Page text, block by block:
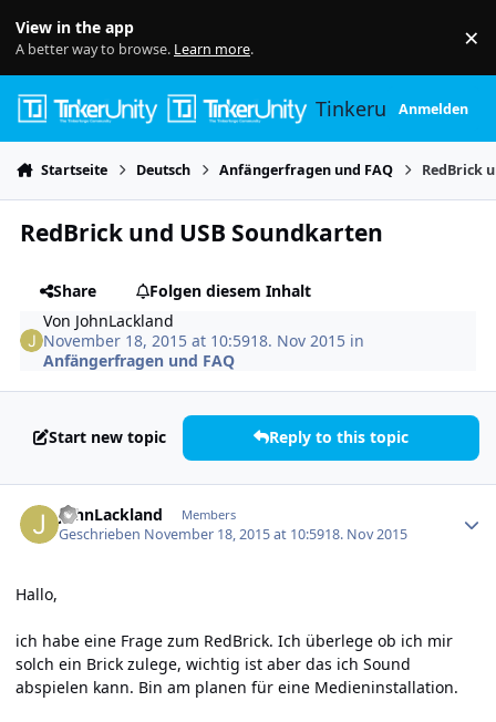
View in the app
A better way to browse. Learn more. ×
TinkerunityAnmelden
Startseite Deutsch Anfängerfragen und FAQ RedBrick
RedBrick und USB Soundkarten
Share
Folgen diesem Inhalt
Von JohnLackland
November 18, 2015 at 10:5918. Nov 2015 in
Anfängerfragen und FAQ
Start new topic Reply to this topic
JohnLackland Members
Geschrieben November 18, 2015 at 10:5918. Nov 2015
Hallo,
ich habe eine Frage zum RedBrick. Ich überlege ob ich mir
solch ein Brick zulege, wichtig ist aber das ich Sound
abspielen kann. Bin am planen für eine Medieninstallation.